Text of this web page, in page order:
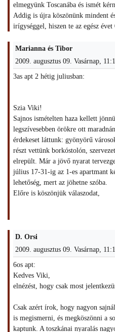
elmegyünk Toscanába és ismét
Addig is újra köszönünk mindent
irígységgel, hiszen te az egész
Marianna és Tibor
2009. augusztus 09. Vasárnap,
3as apt 2 hétig juliusban:
Szia Viki!
Sajnos ismételten haza kellett
legszívesebben örökre ott
érdekeset láttunk: gyönyörű
részt vettünk borkóstolón,
elrepült. Már a jövő nyarat
július 17-31-ig az 1-es apartmant
lehetőség, mert az jöhetne szóba.
Előre is köszönjük válaszodat,
D. Orsi
2009. augusztus 09. Vasárnap,
6os apt:
Kedves Viki,
elnézést, hogy csak most
Csak azért írok, hogy nagyon
is megismerni, és megköszönni a
kaptunk. A toszkánai nyaralás